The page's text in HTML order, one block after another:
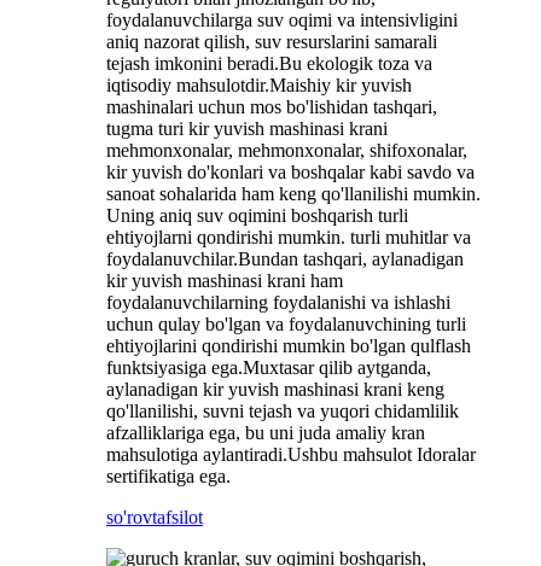
foydalanuvchilarga suv oqimi va intensivligini
aniq nazorat qilish, suv resurslarini samarali
tejash imkonini beradi.Bu ekologik toza va
iqtisodiy mahsulotdir.Maishiy kir yuvish
mashinalari uchun mos bo'lishidan tashqari,
tugma turi kir yuvish mashinasi krani
mehmonxonalar, mehmonxonalar, shifoxonalar,
kir yuvish do'konlari va boshqalar kabi savdo va
sanoat sohalarida ham keng qo'llanilishi mumkin.
Uning aniq suv oqimini boshqarish turli
ehtiyojlarni qondirishi mumkin. turli muhitlar va
foydalanuvchilar.Bundan tashqari, aylanadigan
kir yuvish mashinasi krani ham
foydalanuvchilarning foydalanishi va ishlashi
uchun qulay bo'lgan va foydalanuvchining turli
ehtiyojlarini qondirishi mumkin bo'lgan qulflash
funktsiyasiga ega.Muxtasar qilib aytganda,
aylanadigan kir yuvish mashinasi krani keng
qo'llanilishi, suvni tejash va yuqori chidamlilik
afzalliklariga ega, bu uni juda amaliy kran
mahsulotiga aylantiradi.Ushbu mahsulot Idoralar
sertifikatiga ega.
so'rovtafsilot